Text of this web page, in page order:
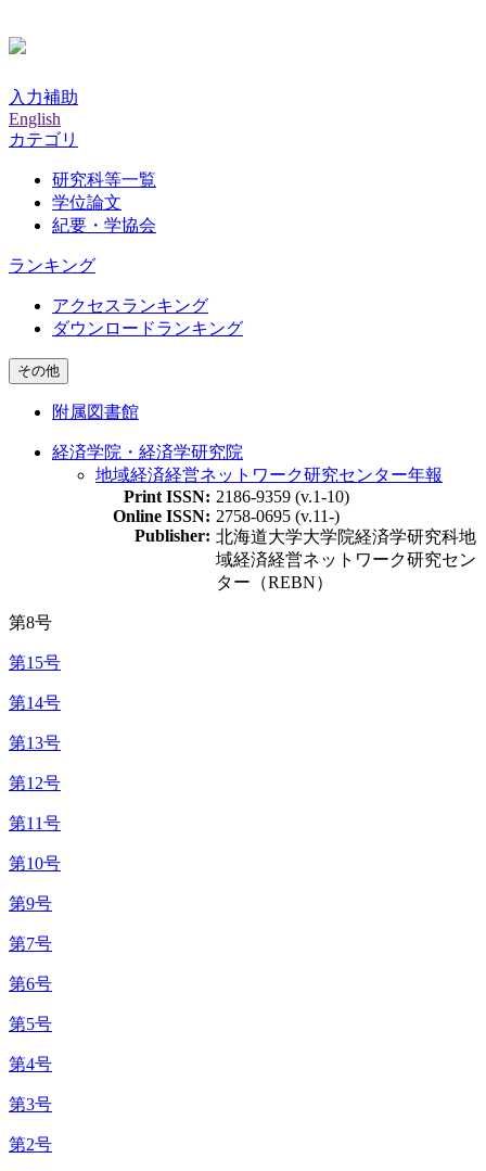
入力補助
English
カテゴリ
研究科等一覧
学位論文
紀要・学協会
ランキング
アクセスランキング
ダウンロードランキング
その他
附属図書館
経済学院・経済学研究院
地域経済経営ネットワーク研究センター年報
Print ISSN: 2186-9359 (v.1-10)
Online ISSN: 2758-0695 (v.11-)
Publisher: 北海道大学大学院経済学研究科地
域経済経営ネットワーク研究セン
ター（REBN）
第8号
第15号
第14号
第13号
第12号
第11号
第10号
第9号
第7号
第6号
第5号
第4号
第3号
第2号